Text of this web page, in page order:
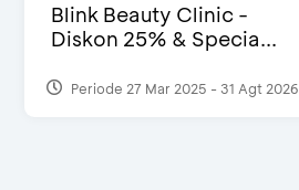
Blink Beauty Clinic -
Diskon 25% & Specia...
Periode 27 Mar 2025 - 31 Agt 2026